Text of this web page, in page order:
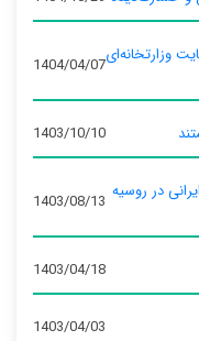
وزارتخانه‌ای1404/04/07
1403/10/10
در روسیه 1403/08/13
1403/04/18
1403/04/03